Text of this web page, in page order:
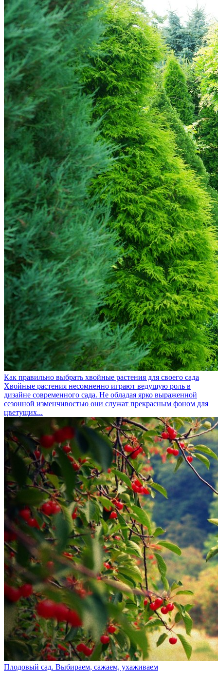
Как правильно выбрать хвойные растения для своего сада
Хвойные растения несомненно играют ведущую роль в
дизайне современного сада. Не обладая ярко выраженной
сезонной изменчивостью они служат прекрасным фоном для
цветущих...
Плодовый сад. Выбираем, сажаем, ухаживаем